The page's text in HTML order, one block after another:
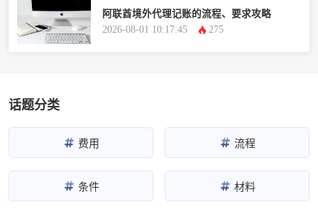
阿联酋境外代理记账的流程、要求攻略
2026-08-01 10:17:45
275
话题分类
费用 流程
条件 材料